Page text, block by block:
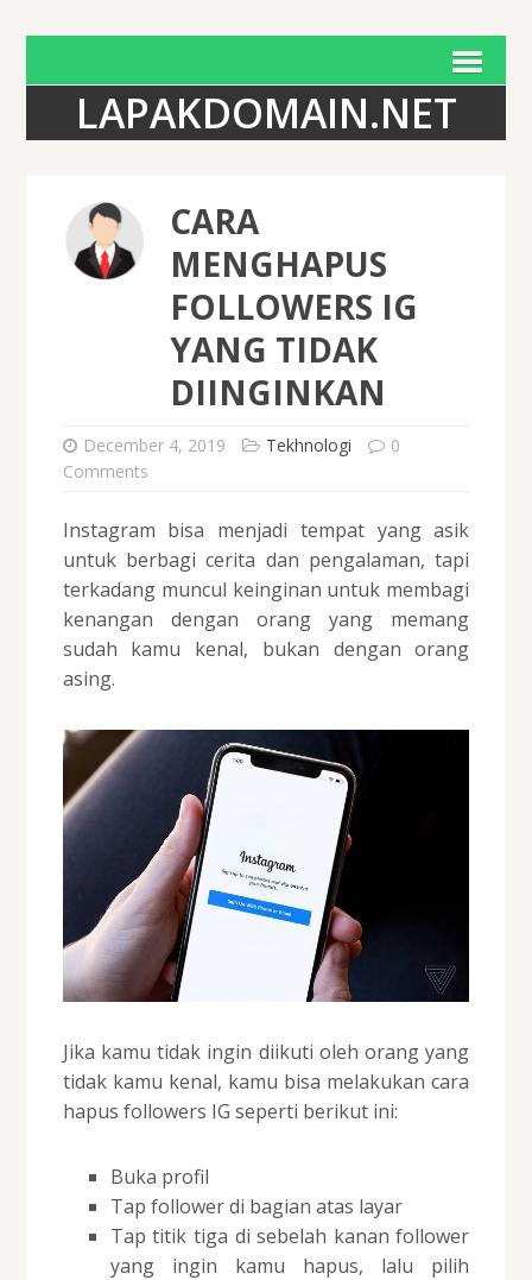
LAPAKDOMAIN.NET
CARA
MENGHAPUS
FOLLOWERS IG
YANG TIDAK
DIINGINKAN
December 4, 2019 Tekhnologi
0
Comments
Instagram bisa menjadi tempat yang asik
untuk berbagi cerita dan pengalaman, tapi
terkadang muncul keinginan untuk membagi
kenangan dengan orang yang memang
sudah kamu kenal, bukan dengan orang
asing.
Jika kamu tidak ingin diikuti oleh orang yang
tidak kamu kenal, kamu bisa melakukan cara
hapus followers IG seperti berikut ini:
Buka profil
Tap follower di bagian atas layar
Tap titik tiga di sebelah kanan follower
yang ingin kamu hapus, lalu pilih